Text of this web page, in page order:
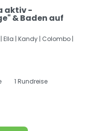
aktiv -
& Baden auf
Ella | Kandy | Colombo |
1 Rundreise